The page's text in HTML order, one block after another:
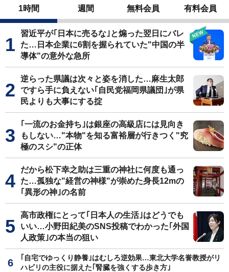
1時間 週間 無料会員 有料会員
習近平が｢日本に売るな｣と煽った翌日にバレ
た…日本企業に6割を握られていた"中国の半
導体"の意外な急所
逆らった県議は次々と姿を消した…麻生太郎
ですら手に負えない｢自民党福岡県議団｣が県
民よりも大事にする掟
｢一流のお金持ち｣は銀座の高級店には見向き
もしない…"本物"を知る富裕層が行きつく"究
極のスシ"の正体
だから松下幸之助は三重の神社に何度も通っ
た…孤独な"経営の神様"が崇めた身長12mの
｢異形の神｣の名前
高市政権にとって｢日本人の生活｣はどうでも
いい…小野田紀美のSNS投稿でわかった｢外国
人政策｣の本当の狙い
｢自宅でゆっくり静養｣はむしろ逆効果…東北大学名誉教授がリ
ハビリの主役に据えた｢腎臓を強くする歩き方｣